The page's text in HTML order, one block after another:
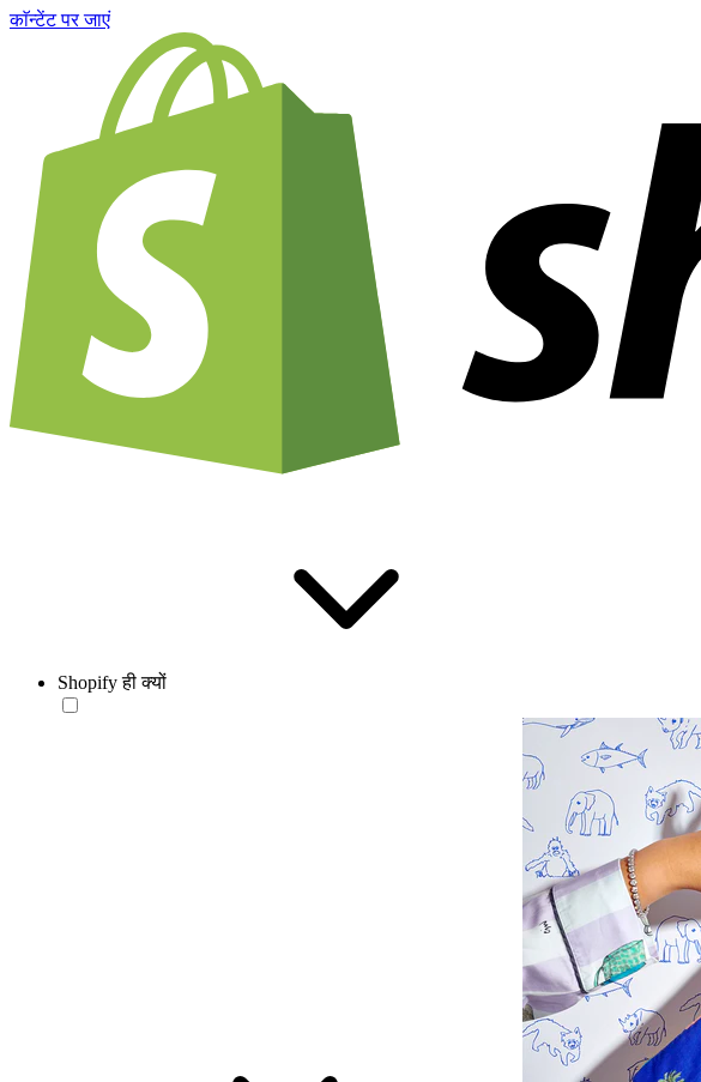
काॅन्टेंट पर जाएं
Shopify ही क्यों